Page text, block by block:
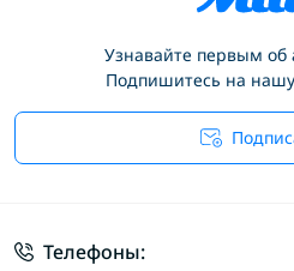
Узнавайте первым об
Подпишитесь на
Телефоны: